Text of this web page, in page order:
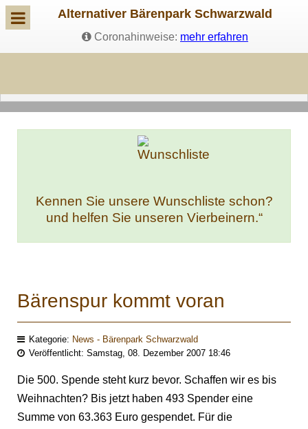
Alternativer Bärenpark Schwarzwald
Coronahinweise: mehr erfahren
Kennen Sie unsere Wunschliste schon?
und helfen Sie unseren Vierbeinern.“
Bärenspur kommt voran
Kategorie: News - Bärenpark Schwarzwald
Veröffentlicht: Samstag, 08. Dezember 2007 18:46
Die 500. Spende steht kurz bevor. Schaffen wir es bis
Weihnachten? Bis jetzt haben 493 Spender eine
Summe von 63.363 Euro gespendet. Für die